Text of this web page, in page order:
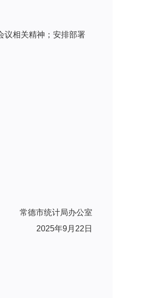
议相关精神；安排部署
常德市统计局办公室
9月22日